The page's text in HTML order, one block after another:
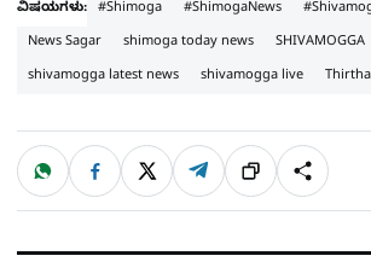
ವಿಷಯಗಳು: #Shimoga #ShimogaNews
News Sagar
shimoga today news
SHIVAMOGGA
shivamogga latest news
shivamogga live
ಹಂಚಿಕೊಳ್ಳಿ
W
a
t
p
p
F
c
e
o
k
X T
l
e
a
m
ಲಿಂ
ಕ್
S
h
a